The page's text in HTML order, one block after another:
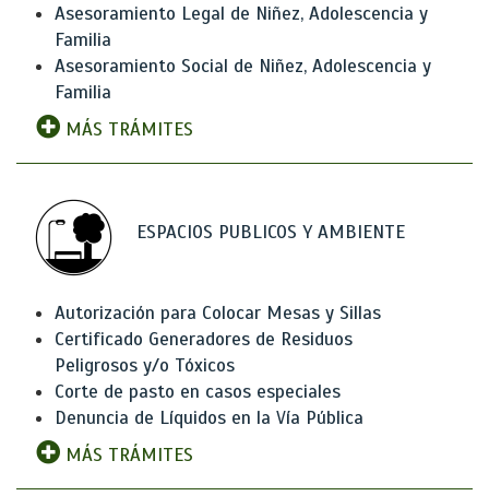
Asesoramiento Legal de Niñez, Adolescencia y
Familia
Asesoramiento Social de Niñez, Adolescencia y
Familia
MÁS TRÁMITES
ESPACIOS PUBLICOS Y AMBIENTE
Autorización para Colocar Mesas y Sillas
Certificado Generadores de Residuos
Peligrosos y/o Tóxicos
Corte de pasto en casos especiales
Denuncia de Líquidos en la Vía Pública
MÁS TRÁMITES